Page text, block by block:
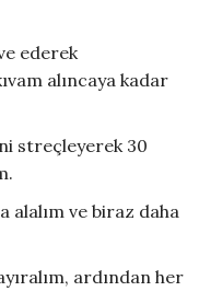
ederek
alıncaya kadar
streçleyerek 30
alalım ve biraz daha
ardından her